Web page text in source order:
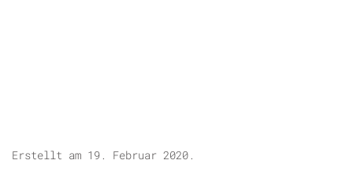
Erstellt am 19. Februar 2020 .